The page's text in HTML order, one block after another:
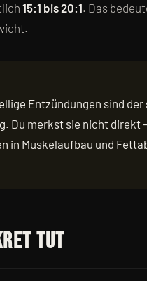
15:1 bis 20:1. Das
Entzündungen sind
Du merkst sie nicht direkt
in Muskelaufbau und
tut